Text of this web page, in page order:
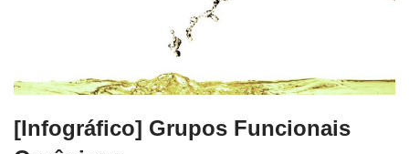
[Infográfico] Grupos Funcionais